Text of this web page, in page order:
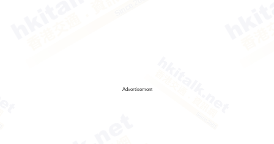
Advertisement